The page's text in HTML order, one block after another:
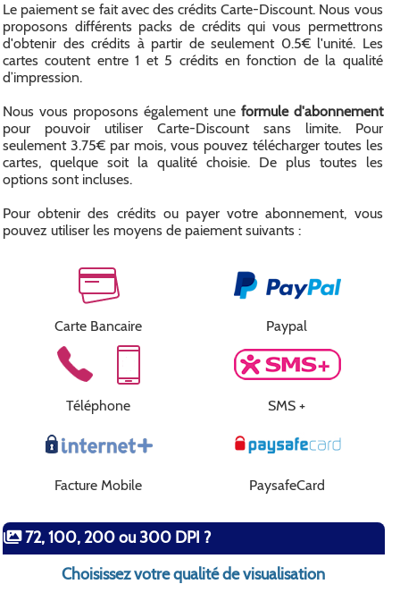
Le paiement se fait avec des crédits Carte-Discount. Nous vous
proposons différents packs de crédits qui vous permettrons
d'obtenir des crédits à partir de seulement 0.5€ l'unité. Les
cartes coutent entre 1 et 5 crédits en fonction de la qualité
d’impression.
Nous vous proposons également uneformule d'abonnement
pour pouvoir utiliser Carte-Discount sans limite. Pour
seulement 3.75€ par mois, vous pouvez télécharger toutes les
cartes, quelque soit la qualité choisie. De plus toutes les
options sont incluses.
Pour obtenir des crédits ou payer votre abonnement, vous
pouvez utiliser les moyens de paiement suivants :
Carte Bancaire Paypal
Téléphone SMS +
Facture Mobile PaysafeCard
72, 100, 200 ou 300 DPI ?
Choisissez votre qualité de visualisation